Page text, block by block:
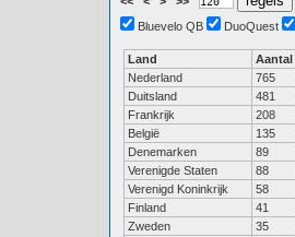
Bluevelo QB
DuoQuest
Land Aantal
Nederland
765
Duitsland
481
Frankrijk
208
België
135
Denemarken
89
Verenigde Staten
88
Verenigd Koninkrijk
58
Finland
41
Zweden
35